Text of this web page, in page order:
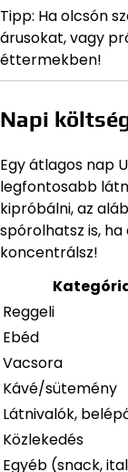
Tipp: Ha olcsón
árusokat, vagy
éttermekben!
Napi
Egy átlagos nap
legfontosabb
kipróbálni, az
spórolhatsz is,
koncentrálsz!
Reggeli
Ebéd
Vacsora
Kávé/sütemény
Látnivalók,
Közlekedés
Egyéb (snack,